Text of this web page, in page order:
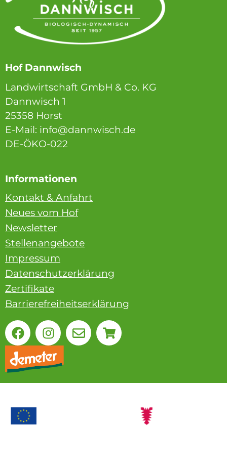
Hof Dannwisch
Landwirtschaft GmbH & Co. KG
Dannwisch 1
25358 Horst
E-Mail: info@dannwisch.de
DE-ÖKO-022
Informationen
Kontakt & Anfahrt
Neues vom Hof
Newsletter
Stellenangebote
Impressum
Datenschutzerklärung
Zertifikate
Barrierefreiheitserklärung